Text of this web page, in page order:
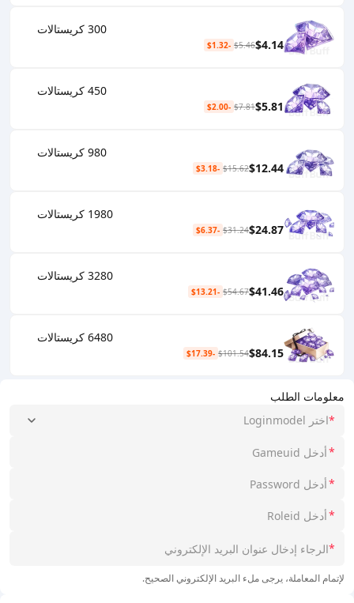
معلومات الطلب
*اختر Loginmodel
*
*
*
*
لإتمام المعاملة، يرجى ملء البريد الإلكتروني الصحيح.
300 كريستالات
$4.14
$5.46
-$1.32
450 كريستالات
$5.81
$7.81
-$2.00
980 كريستالات
$12.44
$15.62
-$3.18
1980 كريستالات
$24.87
$31.24
-$6.37
3280 كريستالات
$41.46
$54.67
-$13.21
6480 كريستالات
$84.15
$101.54
-$17.39